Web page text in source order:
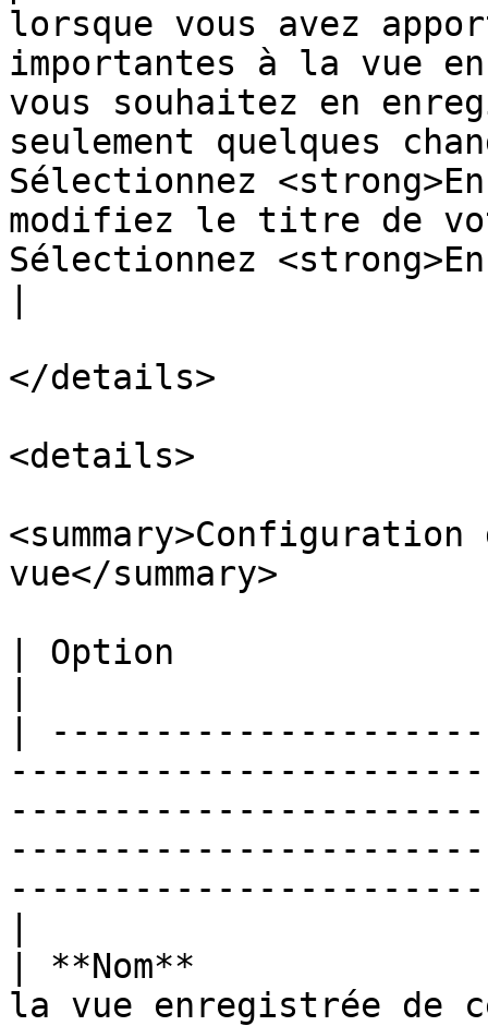
lorsque vous avez
importantes à la vue
vous souhaitez en
seulement quelques
Sélectionnez
modifiez le titre de
Sélectionnez
</details>
<details>
vue</summary>
| Option
|
| **Nom**
la vue enregistrée de